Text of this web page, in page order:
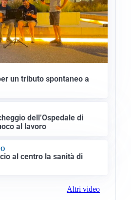
un tributo spontaneo a
dell’Ospedale di
al lavoro
al centro la sanità di
Altri video